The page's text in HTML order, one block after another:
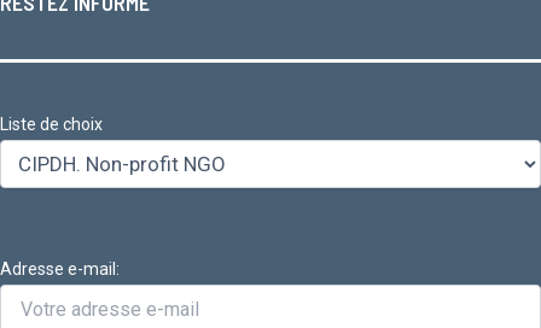
Liste de choix
Adresse e-mail: